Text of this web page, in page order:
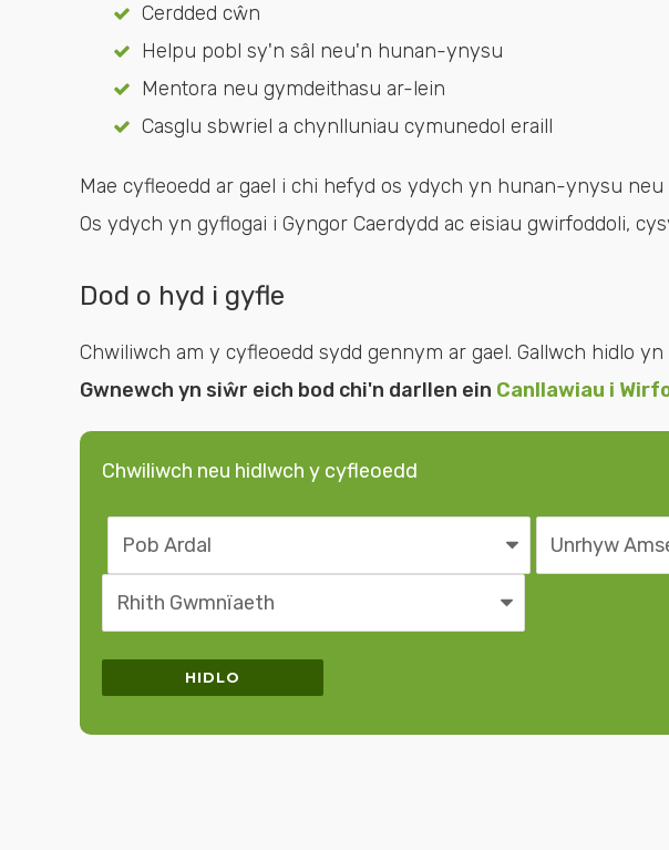
Cerdded cŵn
Helpu pobl sy'n sâl neu'n hunan-ynysu
Mentora neu gymdeithasu ar-lein
Casglu sbwriel a chynlluniau cymunedol eraill
Mae cyfleoedd ar gael i chi hefyd os ydych yn hunan-ynysu
Os ydych yn gyflogai i Gyngor Caerdydd ac eisiau gwirfoddoli,
Dod o hyd i gyfle
Chwiliwch am y cyfleoedd sydd gennym ar gael. Gallwch hidlo
Gwnewch yn siŵr eich bod chi'n darllen ein Canllawiau i
Chwiliwch neu hidlwch y cyfleoedd
Chwilio